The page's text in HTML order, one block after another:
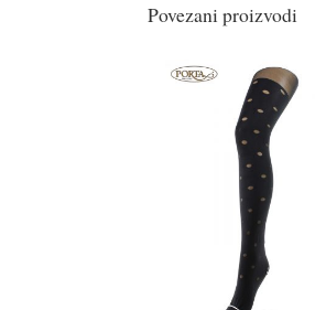
Povezani proizvodi